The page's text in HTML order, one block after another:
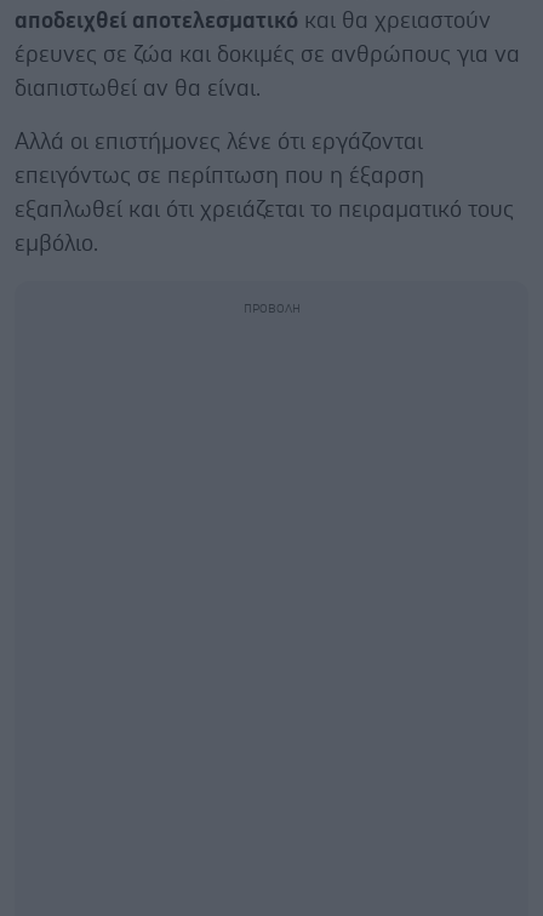
αποδειχθεί αποτελεσματικό και θα χρειαστούν
έρευνες σε ζώα και δοκιμές σε ανθρώπους για να
διαπιστωθεί αν θα είναι.
Αλλά οι επιστήμονες λένε ότι εργάζονται
επειγόντως σε περίπτωση που η έξαρση
εξαπλωθεί και ότι χρειάζεται το πειραματικό τους
εμβόλιο.